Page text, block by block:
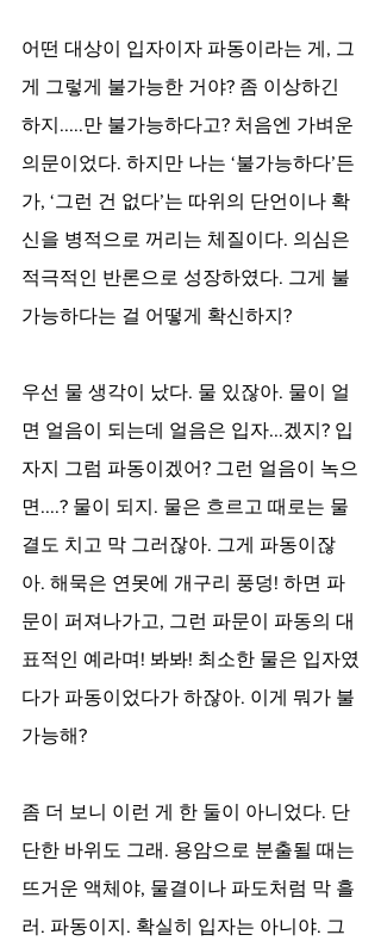
어떤 대상이 입자이자 파동이라는 게, 그
게 그렇게 불가능한 거야? 좀 이상하긴
하지.....만 불가능하다고? 처음엔 가벼운
의문이었다. 하지만 나는 ‘불가능하다’든
가, ‘그런 건 없다’는 따위의 단언이나 확
신을 병적으로 꺼리는 체질이다. 의심은
적극적인 반론으로 성장하였다. 그게 불
가능하다는 걸 어떻게 확신하지?
우선 물 생각이 났다. 물 있잖아. 물이 얼
면 얼음이 되는데 얼음은 입자...겠지? 입
자지 그럼 파동이겠어? 그런 얼음이 녹으
면....? 물이 되지. 물은 흐르고 때로는 물
결도 치고 막 그러잖아. 그게 파동이잖
아. 해묵은 연못에 개구리 풍덩! 하면 파
문이 퍼져나가고, 그런 파문이 파동의 대
표적인 예라며! 봐봐! 최소한 물은 입자였
다가 파동이었다가 하잖아. 이게 뭐가 불
가능해?
좀 더 보니 이런 게 한 둘이 아니었다. 단
단한 바위도 그래. 용암으로 분출될 때는
뜨거운 액체야, 물결이나 파도처럼 막 흘
러. 파동이지. 확실히 입자는 아니야. 그